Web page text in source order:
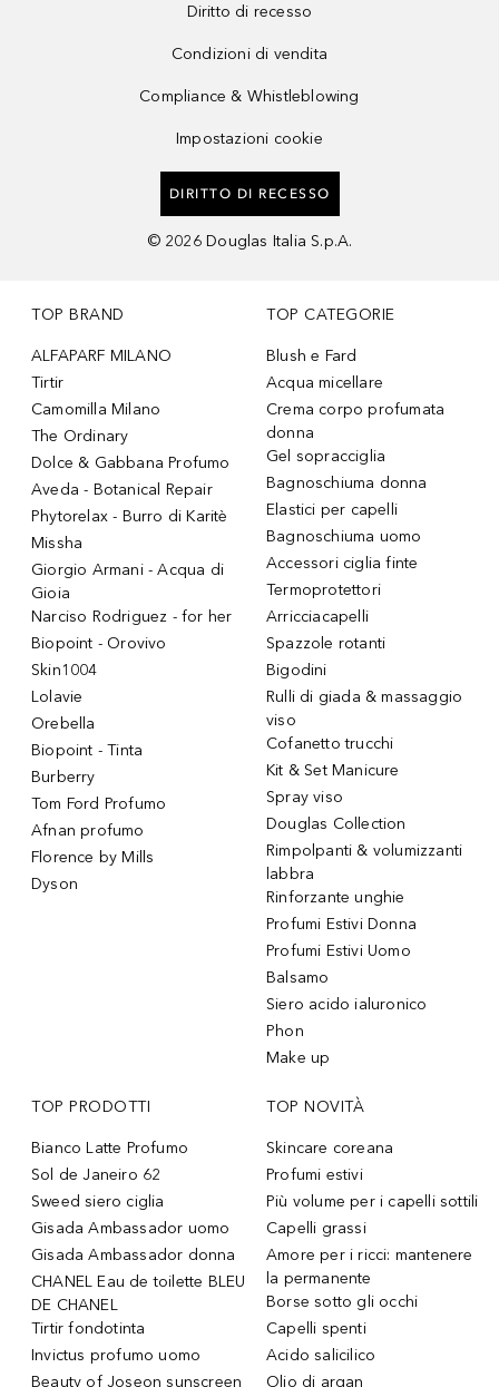
Diritto di recesso
Condizioni di vendita
Compliance & Whistleblowing
Impostazioni cookie
DIRITTO DI RECESSO
© 2026 Douglas Italia S.p.A.
TOP BRAND
ALFAPARF MILANO
Tirtir
Camomilla Milano
The Ordinary
Dolce & Gabbana Profumo
Aveda - Botanical Repair
Phytorelax - Burro di Karitè
Missha
Giorgio Armani - Acqua di
Gioia
Narciso Rodriguez - for her
Biopoint - Orovivo
Skin1004
Lolavie
Orebella
Biopoint - Tinta
Burberry
Tom Ford Profumo
Afnan profumo
Florence by Mills
Dyson
TOP CATEGORIE
Blush e Fard
Acqua micellare
Crema corpo profumata
donna
Gel sopracciglia
Bagnoschiuma donna
Elastici per capelli
Bagnoschiuma uomo
Accessori ciglia finte
Termoprotettori
Arricciacapelli
Spazzole rotanti
Bigodini
Rulli di giada & massaggio
viso
Cofanetto trucchi
Kit & Set Manicure
Spray viso
Douglas Collection
Rimpolpanti & volumizzanti
labbra
Rinforzante unghie
Profumi Estivi Donna
Profumi Estivi Uomo
Balsamo
Siero acido ialuronico
Phon
Make up
TOP PRODOTTI
Bianco Latte Profumo
Sol de Janeiro 62
Sweed siero ciglia
Gisada Ambassador uomo
Gisada Ambassador donna
CHANEL Eau de toilette BLEU
DE CHANEL
Tirtir fondotinta
Invictus profumo uomo
Beauty of Joseon sunscreen
TOP NOVITÀ
Skincare coreana
Profumi estivi
Più volume per i capelli sottili
Capelli grassi
Amore per i ricci: mantenere
la permanente
Borse sotto gli occhi
Capelli spenti
Acido salicilico
Olio di argan